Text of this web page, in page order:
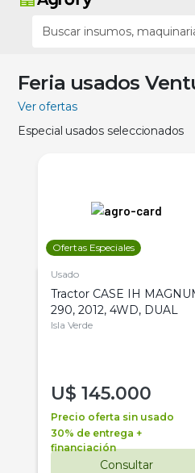
Feria usados
Ver ofertas
Especial usados seleccionados
Ofertas Especiales
Usado
Tractor CASE IH
290, 2012, 4WD, DUAL
Isla Verde
U$ 145.000
Precio oferta sin usado
30% de entrega +
financiación
Consultar